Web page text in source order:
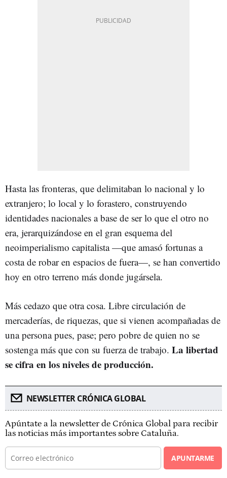
Hasta las fronteras, que delimitaban lo nacional y lo
extranjero; lo local y lo forastero, construyendo
identidades nacionales a base de ser lo que el otro no
era, jerarquizándose en el gran esquema del
neoimperialismo capitalista —que amasó fortunas a
costa de robar en espacios de fuera—, se han convertido
hoy en otro terreno más donde jugársela.
Más cedazo que otra cosa. Libre circulación de
mercaderías, de riquezas, que si vienen acompañadas de
una persona pues, pase; pero pobre de quien no se
sostenga más que con su fuerza de trabajo. La libertad
se cifra en los niveles de producción.
NEWSLETTER CRÓNICA GLOBAL
Apúntate a la newsletter de Crónica Global para recibir
las noticias más importantes sobre Cataluña.
APUNTARME